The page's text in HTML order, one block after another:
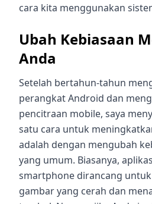
cara kita menggunakan
Ubah Kebiasaan
Anda
Setelah bertahun-tahun
perangkat Android dan
pencitraan mobile, saya
satu cara untuk
adalah dengan mengubah
yang umum. Biasanya,
smartphone dirancang
gambar yang cerah dan